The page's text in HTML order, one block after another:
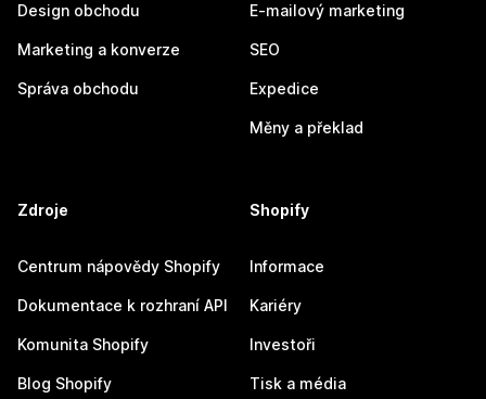
Design obchodu
Marketing a konverze
Správa obchodu
E-mailový marketing
SEO
Expedice
Měny a překlad
Zdroje
Centrum nápovědy Shopify
Dokumentace k rozhraní API
Komunita Shopify
Blog Shopify
Shopify
Informace
Kariéry
Investoři
Tisk a média